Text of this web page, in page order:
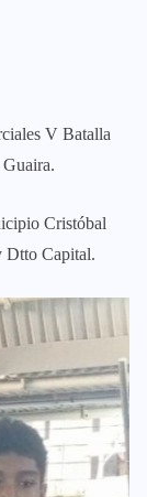
V Batalla
Cristóbal
Dtto Capital.